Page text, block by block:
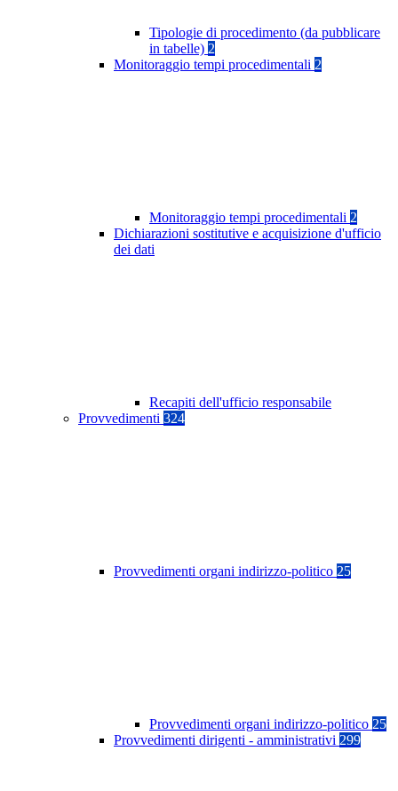
Tipologie di procedimento (da pubblicare
in tabelle) 2
Monitoraggio tempi procedimentali 2
Monitoraggio tempi procedimentali 2
Dichiarazioni sostitutive e acquisizione d'ufficio
dei dati
Recapiti dell'ufficio responsabile
Provvedimenti 324
Provvedimenti organi indirizzo-politico 25
Provvedimenti organi indirizzo-politico 25
Provvedimenti dirigenti - amministrativi 299